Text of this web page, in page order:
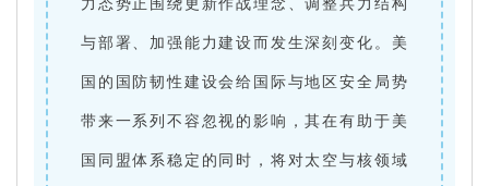
与部署、加强能力建设而发生深刻变化。美
国的国防韧性建设会给国际与地区安全局势
带来一系列不容忽视的影响，其在有助于美
国同盟体系稳定的同时，将对太空与核领域